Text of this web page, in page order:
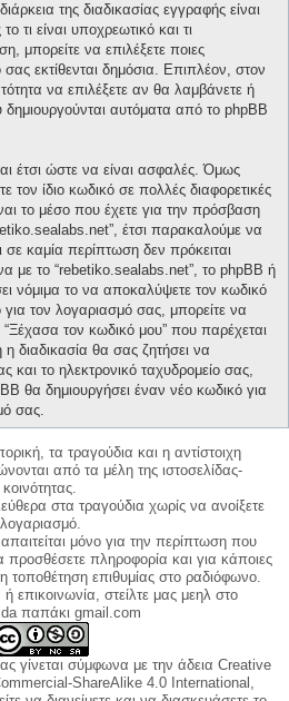
της διαδικασίας εγγραφής είναι
τι είναι υποχρεωτικό και τι
μπορείτε να επιλέξετε ποιες
εκτίθενται δημόσια. Επιπλέον, στον
να επιλέξετε αν θα λαμβάνετε ή
αυτόματα από το phpBB
έτσι ώστε να είναι ασφαλές. Όμως
τον ίδιο κωδικό σε πολλές διαφορετικές
το μέσο που έχετε για την πρόσβαση
έτσι παρακαλούμε να
καμία περίπτωση δεν πρόκειται
με το “rebetiko.sealabs.net”, το phpBB ή
νόμιμα το να αποκαλύψετε τον κωδικό
τον λογαριασμό σας, μπορείτε να
“Ξέχασα τον κωδικό μου” που παρέχεται
διαδικασία θα σας ζητήσει να
και το ηλεκτρονικό ταχυδρομείο σας,
θα δημιουργήσει έναν νέο κωδικό για
σας.
τα τραγούδια και η αντίστοιχη
από τα μέλη της ιστοσελίδας-
κοινότητας.
στα τραγούδια χωρίς να ανοίξετε
λογαριασμό.
μόνο για την περίπτωση που
προσθέσετε πληροφορία και για κάποιες
τοποθέτηση επιθυμίας στο ραδιόφωνο.
επικοινωνία, στείλτε μας μεηλ στο
παπάκι gmail.com
γίνεται σύμφωνα με την άδεια Creative
ShareAlike 4.0 International,